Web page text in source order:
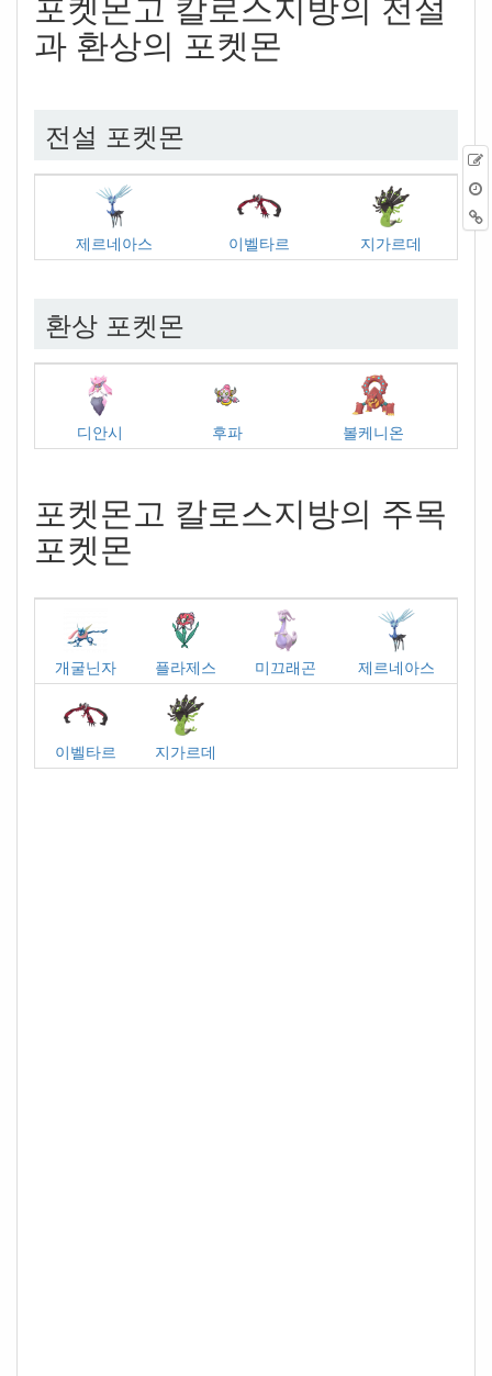
과 환상의 포켓몬
전설 포켓몬
제르네아스 이벨타르 지가르데
환상 포켓몬
디안시 후파 볼케니온
포켓몬고 칼로스지방의 주목
포켓몬
개굴닌자 플라제스 미끄래곤 제르네아스
이벨타르 지가르데